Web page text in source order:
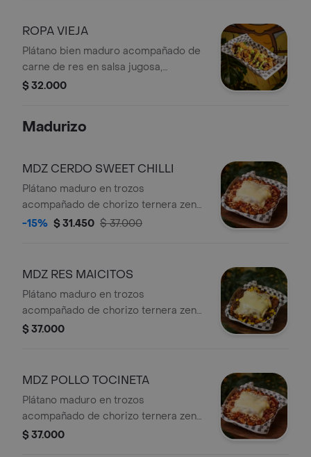
ROPA VIEJA
Plátano bien maduro acompañado de
carne de res en salsa jugosa,
chicharrón crocante y una capa de
$ 32.000
Madurizo
MDZ CERDO SWEET CHILLI
Plátano maduro en trozos
acompañado de chorizo ternera zenu,
carne de cerdo desmechada en salsa
gratinado.
-15% $ 31.450 $ 37.000
MDZ RES MAICITOS
Plátano maduro en trozos
acompañado de chorizo ternera zenu,
carne de res desmechada en salsa
$ 37.000
MDZ POLLO TOCINETA
Plátano maduro en trozos
acompañado de chorizo ternera zenu,
pollo desmechado en salsa bechamel,
$ 37.000